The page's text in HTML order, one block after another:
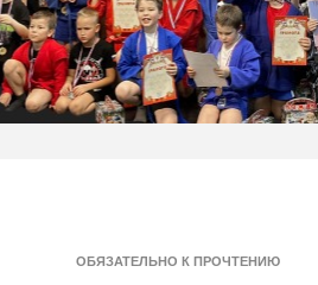
ОБЯЗАТЕЛЬНО К ПРОЧТЕНИЮ